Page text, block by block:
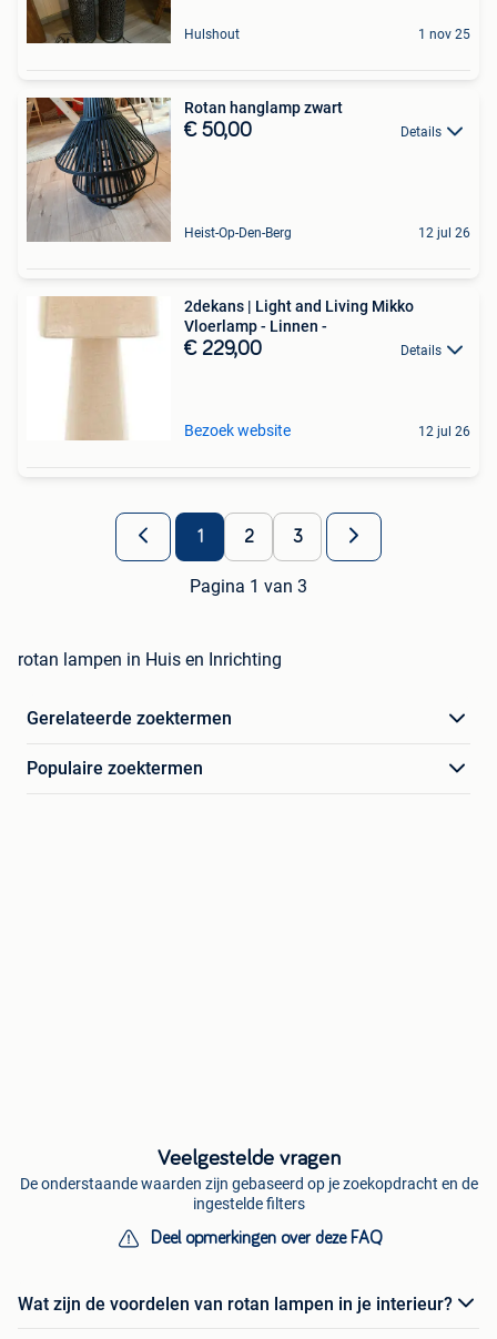
Hulshout 1 nov 25
Rotan hanglamp zwart
€ 50,00 Details
Heist-Op-Den-Berg 12 jul 26
2dekans | Light and Living Mikko
Vloerlamp - Linnen -
€ 229,00 Details
Bezoek website 12 jul 26
1 2 3
Pagina 1 van 3
rotan lampen in Huis en Inrichting
Gerelateerde zoektermen
Populaire zoektermen
Veelgestelde vragen
De onderstaande waarden zijn gebaseerd op je zoekopdracht en de
ingestelde filters
Deel opmerkingen over deze FAQ
Wat zijn de voordelen van rotan lampen in je interieur?